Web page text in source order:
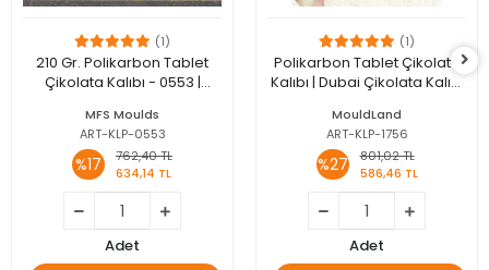
(1)
210 Gr. Polikarbon Tablet
Çikolata Kalıbı - 0553 |
MFS Moulds
ART-KLP-0553
%17
762,40 TL
634,14 TL
Adet
(1)
Polikarbon Tablet Çikolata
Kalıbı | Dubai Çikolata Kalıbı
MouldLand
ART-KLP-1756
%27
801,02 TL
586,46 TL
Adet